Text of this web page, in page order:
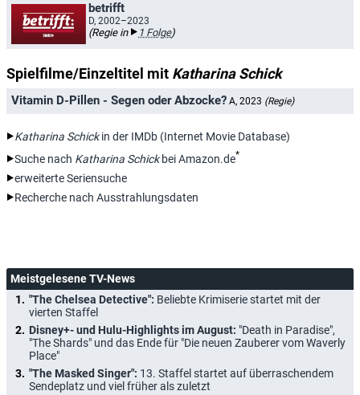
betrifft
D, 2002–2023
(Regie in 1 Folge)
Spielfilme/Einzeltitel mit Katharina Schick
Vitamin D-Pillen - Segen oder Abzocke? A, 2023 (Regie)
Katharina Schickin der IMDb (Internet Movie Database)
Suche nach Katharina Schickbei Amazon.de*
erweiterte Seriensuche
Recherche nach Ausstrahlungsdaten
Meistgelesene TV-News
"The Chelsea Detective": Beliebte Krimiserie startet mit der
vierten Staffel
Disney+- und Hulu-Highlights im August: "Death in Paradise",
"The Shards" und das Ende für "Die neuen Zauberer vom Waverly
Place"
"The Masked Singer": 13. Staffel startet auf überraschendem
Sendeplatz und viel früher als zuletzt